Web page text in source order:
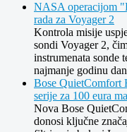
NASA operacijom
rada za Voyager 2
Kontrola misije
sondi Voyager 2,
instrumenata sonde
najmanje godinu
Bose QuietComfort
serije za 100 eura
Nova Bose
donosi ključne